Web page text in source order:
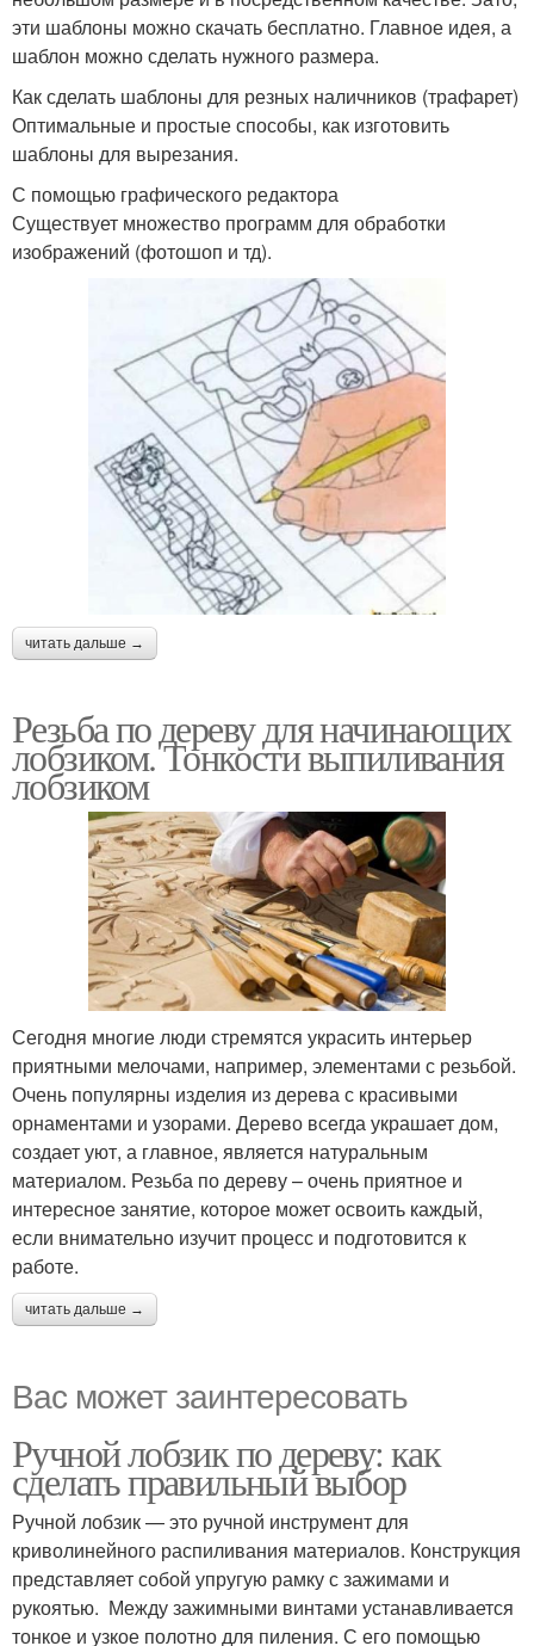
эти шаблоны можно скачать бесплатно. Главное идея, а
шаблон можно сделать нужного размера.
Как сделать шаблоны для резных наличников (трафарет)
Оптимальные и простые способы, как изготовить
шаблоны для вырезания.
С помощью графического редактора
Существует множество программ для обработки
изображений (фотошоп и тд).
читать дальше →
Резьба по дереву для начинающих
лобзиком. Тонкости выпиливания
лобзиком
Сегодня многие люди стремятся украсить интерьер
приятными мелочами, например, элементами с резьбой.
Очень популярны изделия из дерева с красивыми
орнаментами и узорами. Дерево всегда украшает дом,
создает уют, а главное, является натуральным
материалом. Резьба по дереву – очень приятное и
интересное занятие, которое может освоить каждый,
если внимательно изучит процесс и подготовится к
работе.
читать дальше →
Вас может заинтересовать
Ручной лобзик по дереву: как
сделать правильный выбор
Ручной лобзик — это ручной инструмент для
криволинейного распиливания материалов. Конструкция
представляет собой упругую рамку с зажимами и
рукоятью. Между зажимными винтами устанавливается
тонкое и узкое полотно для пиления. С его помощью